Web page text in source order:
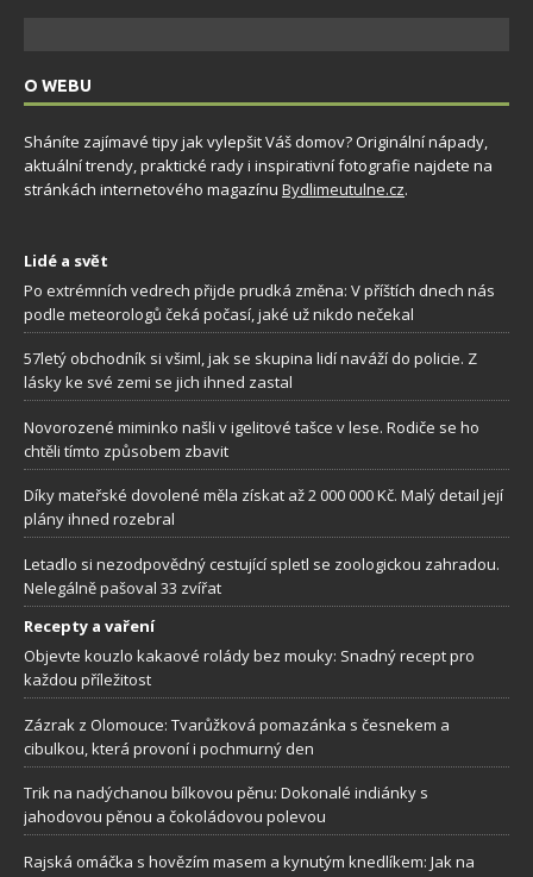
O WEBU
Sháníte zajímavé tipy jak vylepšit Váš domov? Originální nápady,
aktuální trendy, praktické rady i inspirativní fotografie najdete na
stránkách internetového magazínu Bydlimeutulne.cz.
Lidé a svět
Po extrémních vedrech přijde prudká změna: V příštích dnech nás
podle meteorologů čeká počasí, jaké už nikdo nečekal
57letý obchodník si všiml, jak se skupina lidí naváží do policie. Z
lásky ke své zemi se jich ihned zastal
Novorozené miminko našli v igelitové tašce v lese. Rodiče se ho
chtěli tímto způsobem zbavit
Díky mateřské dovolené měla získat až 2 000 000 Kč. Malý detail její
plány ihned rozebral
Letadlo si nezodpovědný cestující spletl se zoologickou zahradou.
Nelegálně pašoval 33 zvířat
Recepty a vaření
Objevte kouzlo kakaové rolády bez mouky: Snadný recept pro
každou příležitost
Zázrak z Olomouce: Tvarůžková pomazánka s česnekem a
cibulkou, která provoní i pochmurný den
Trik na nadýchanou bílkovou pěnu: Dokonalé indiánky s
jahodovou pěnou a čokoládovou polevou
Rajská omáčka s hovězím masem a kynutým knedlíkem: Jak na